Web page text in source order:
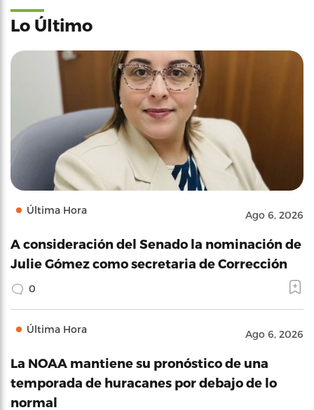
Lo Último
Última Hora Ago 6, 2026
A consideración del Senado la nominación de
Julie Gómez como secretaria de Corrección
0
Última Hora Ago 6, 2026
La NOAA mantiene su pronóstico de una
temporada de huracanes por debajo de lo
normal